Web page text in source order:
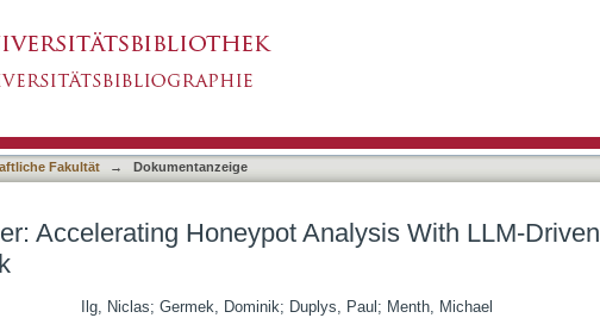
Fakultät → Dokumentanzeige
Accelerating Honeypot Analysis With LLM-Driven
Ilg, Niclas; Germek, Dominik; Duplys, Paul ; Menth, Michael